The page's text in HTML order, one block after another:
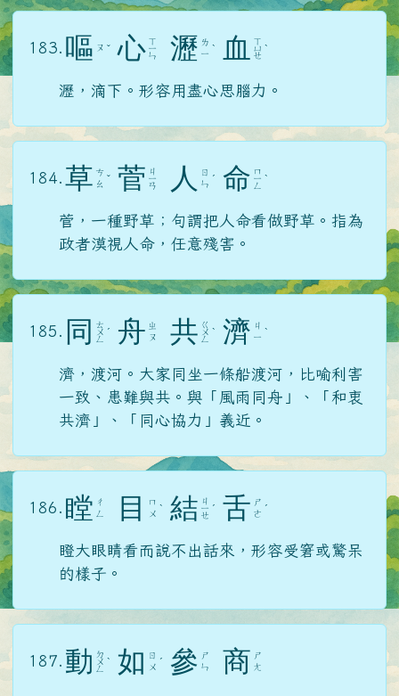
183. 嘔 ㄡ ˇ 心 ㄒ
ㄧ
ㄣ 瀝 ㄌ
ㄧ ˋ 血 ㄒ
ㄩ
ㄝ
ˋ
瀝，滴下。形容用盡心思腦力。
184. 草 ㄘ
ㄠ ˇ 菅 ㄐ
ㄧ
ㄢ 人
ㄖ
ㄣ ˊ 命 ㄇ
ㄧ
ㄥ
ˋ
菅，一種野草；句謂把人命看做野草。指為
政者漠視人命，任意殘害。
185. 同 ㄊ
ㄨ
ㄥ
ˊ 舟 ㄓ
ㄡ
共 ㄍ
ㄨ
ㄥ
ˋ 濟 ㄐ
ㄧ ˋ
濟，渡河。大家同坐一條船渡河，比喻利害
一致、患難與共。與「風雨同舟」、「和衷
共濟」、「同心協力」義近。
186. 瞠 ㄔ
ㄥ
目
ㄇ
ㄨ ˋ 結 ㄐ
ㄧ
ㄝ
ˊ 舌 ㄕ
ㄜ ˊ
瞪大眼睛看而說不出話來，形容受窘或驚呆
的樣子。
187. 動 ㄉ
ㄨ
ㄥ
ˋ 如 ㄖ
ㄨ ˊ 參 ㄕ
ㄣ
商 ㄕ
ㄤ